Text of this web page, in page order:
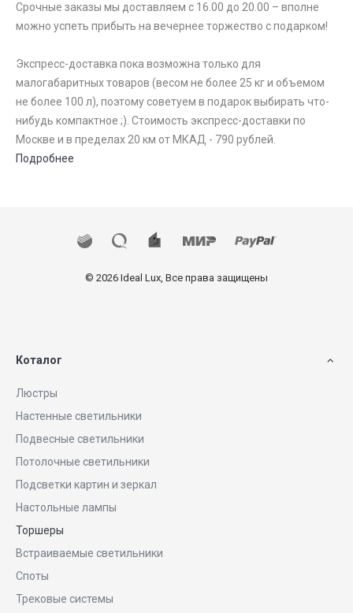
Срочные заказы мы доставляем с 16.00 до 20.00 – вполне
можно успеть прибыть на вечернее торжество с подарком!
Экспресс-доставка пока возможна только для
малогабаритных товаров (весом не более 25 кг и объемом
не более 100 л), поэтому советуем в подарок выбирать что-
нибудь компактное ;). Стоимость экспресс-доставки по
Москве и в пределах 20 км от МКАД - 790 рублей.
Подробнее
© 2026 Ideal Lux, Все права защищены
Коталог
Люстры
Настенные светильники
Подвесные светильники
Потолочные светильники
Подсветки картин и зеркал
Настольные лампы
Торшеры
Встраиваемые светильники
Споты
Трековые системы